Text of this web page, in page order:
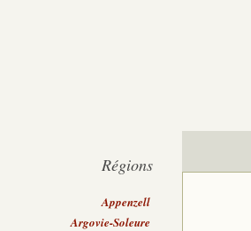
Régions
Appenzell
Argovie-Soleure